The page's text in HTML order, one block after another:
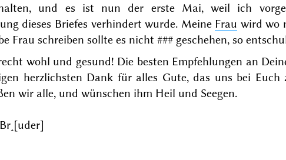
und es ist nun der erste Mai, weil ich
dieses Briefes verhindert wurde. Meine Frau wird wo
Frau schreiben sollte es nicht ###geschehen, so
wohl und gesund! Die besten Empfehlungen an
herzlichsten Dank für alles Gute, das uns bei
wir alle, und wünschen ihm Heil und Seegen.